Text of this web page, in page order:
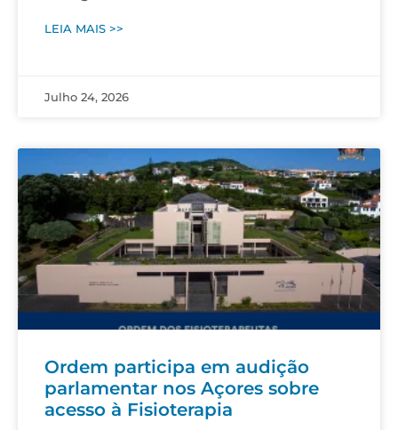
LEIA MAIS >>
Julho 24, 2026
Ordem participa em audição
parlamentar nos Açores sobre
acesso à Fisioterapia